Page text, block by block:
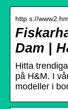
http s://
Dam |
Hitta
på H&M. I
modeller i